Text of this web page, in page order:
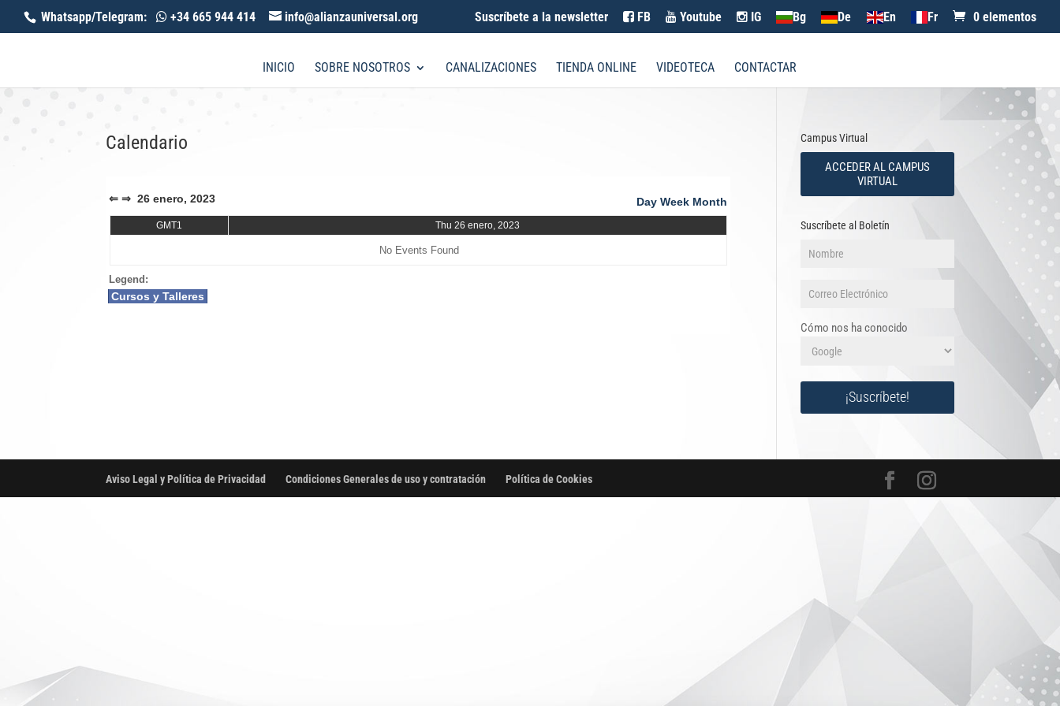
Whatsapp/Telegram: +34 665 944 414 info@alianzauniversal.org Suscríbete a la newsletter FB Youtube IG Bg De En Fr 0 elementos
INICIO SOBRE NOSOTROS CANALIZACIONES TIENDA ONLINE VIDEOTECA CONTACTAR
Calendario
⇐ ⇒ 26 enero, 2023 Day Week Month
GMT1 Thu 26 enero, 2023
No Events Found
Legend:
Cursos y Talleres
Campus Virtual
ACCEDER AL CAMPUS
VIRTUAL
Suscríbete al Boletín
Cómo nos ha conocido
Aviso Legal y Política de Privacidad Condiciones Generales de uso y contratación Política de Cookies